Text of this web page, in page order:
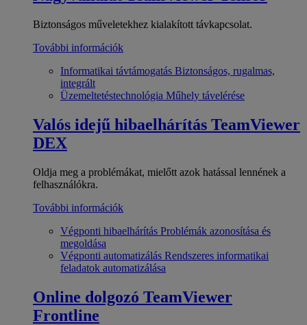
Biztonságos műveletekhez kialakított távkapcsolat.
További információk
Informatikai távtámogatás Biztonságos, rugalmas,
integrált
Üzemeltetéstechnológia Műhely távelérése
Valós idejű hibaelhárítás TeamViewer
DEX
Oldja meg a problémákat, mielőtt azok hatással lennének a
felhasználókra.
További információk
Végponti hibaelhárítás Problémák azonosítása és
megoldása
Végponti automatizálás Rendszeres informatikai
feladatok automatizálása
Online dolgozó TeamViewer
Frontline